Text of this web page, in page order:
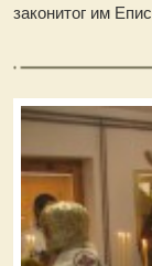
законитог им